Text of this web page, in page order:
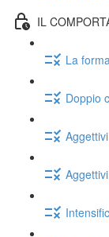
IL
La
Doppio